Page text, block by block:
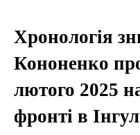
Хронологія
Кононенко
лютого 2025
фронті в